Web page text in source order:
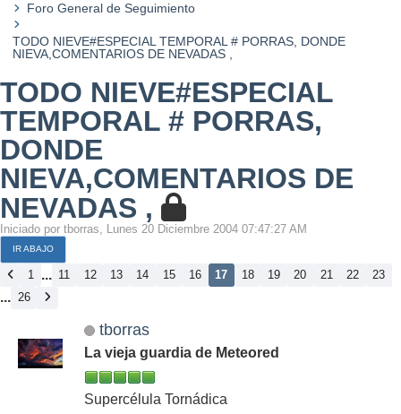
Foro General de Seguimiento
TODO NIEVE#ESPECIAL TEMPORAL # PORRAS, DONDE
NIEVA,COMENTARIOS DE NEVADAS ,
TODO NIEVE#ESPECIAL
TEMPORAL # PORRAS,
DONDE
NIEVA,COMENTARIOS DE
NEVADAS ,
Iniciado por tborras, Lunes 20 Diciembre 2004 07:47:27 AM
IR ABAJO
1 ... 11 12 13 14 15 16 17 18 19 20 21 22 23
... 26
tborras
La vieja guardia de Meteored
Supercélula Tornádica